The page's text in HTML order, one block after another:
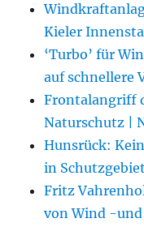
Kieler
‘Turbo’ für
auf schnellere
Frontalangriff
Naturschutz |
Hunsrück:
in
Fritz
von Wind -und